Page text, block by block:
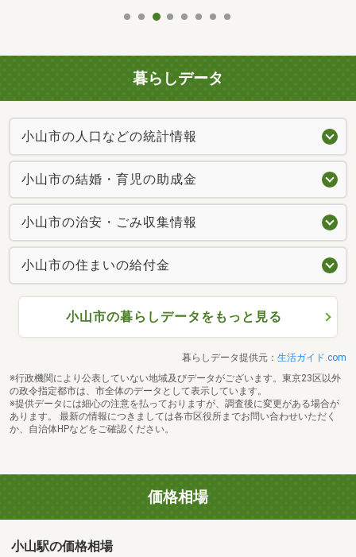
暮らしデータ
小山市の人口などの統計情報
小山市の結婚・育児の助成金
小山市の治安・ごみ収集情報
小山市の住まいの給付金
小山市の暮らしデータをもっと見る
暮らしデータ提供元： 生活ガイド.com
※行政機関により公表していない地域及びデータがございます。東京23区以外
の政令指定都市は、市全体のデータとして表示しています。
※提供データには細心の注意を払っておりますが、調査後に変更がある場合が
あります。 最新の情報につきましては各市区役所までお問い合わせいただく
か、自治体HPなどをご確認ください。
価格相場
小山駅の価格相場